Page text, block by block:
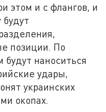
этом и с флангов, и
позиции. По
наноситься
удары,
украинских
окопах.